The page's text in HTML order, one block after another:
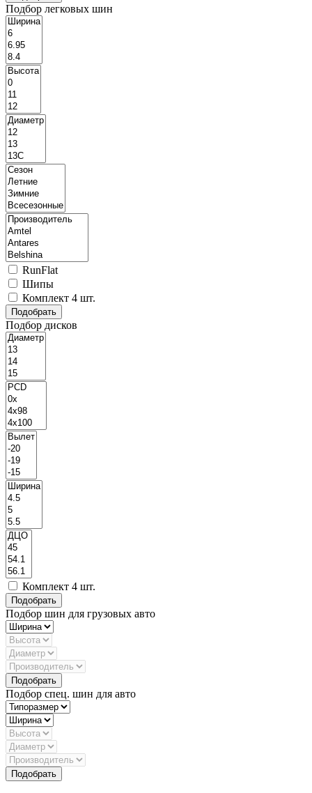
Подбор легковых шин
RunFlat
Шипы
Комплект 4 шт.
Подбор дисков
Комплект 4 шт.
Подбор шин для грузовых авто
Подбор спец. шин для авто